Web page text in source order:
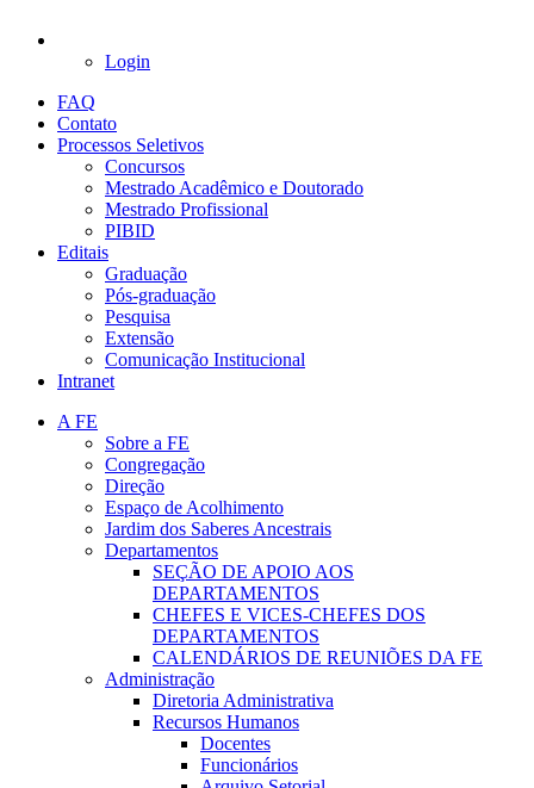
Login
FAQ
Contato
Processos Seletivos
Concursos
Mestrado Acadêmico e Doutorado
Mestrado Profissional
PIBID
Editais
Graduação
Pós-graduação
Pesquisa
Extensão
Comunicação Institucional
Intranet
A FE
Sobre a FE
Congregação
Direção
Espaço de Acolhimento
Jardim dos Saberes Ancestrais
Departamentos
SEÇÃO DE APOIO AOS
DEPARTAMENTOS
CHEFES E VICES-CHEFES DOS
DEPARTAMENTOS
CALENDÁRIOS DE REUNIÕES DA FE
Administração
Diretoria Administrativa
Recursos Humanos
Docentes
Funcionários